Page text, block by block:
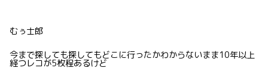
むぅ士郎
今まで探しても探してもどこに行ったかわからないまま10年以上
経つレコが5枚程あるけど